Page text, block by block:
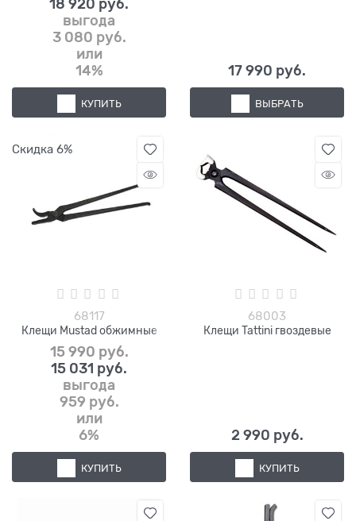
18 920 руб.
выгода
3 080 руб.
или
14%
КУПИТЬ
17 990 руб.
ВЫБРАТЬ
Скидка 6%
68117
Клещи Mustad обжимные
15 990 руб.
15 031 руб.
выгода
959 руб.
или
6%
КУПИТЬ
68003
Клещи Tattini гвоздевые
2 990 руб.
КУПИТЬ